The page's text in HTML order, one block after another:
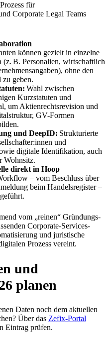
für
Corporate Legal Teams
können gezielt in einzelne
(z. B. Personalien, wirtschaftlich
ohne den
zu geben.​
Wahl zwischen
Kurzstatuten und
um Aktienrechtsrevision und
GV-Formen
und DeepID: Strukturierte
und
digitale Identifikation, auch
Wohnsitz.​
direkt in Hoop
– vom Beschluss über
beim Handelsregister –
vom „reinen“ Gründungs-
Corporate-Services-
und juristische
Prozess vereint.
und
planen
Daten noch dem aktuellen
Über das Zefix-Portal
Eintrag prüfen.